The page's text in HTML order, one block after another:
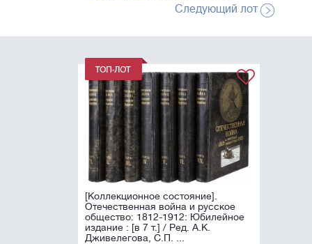
Следующий лот
[Коллекционное состояние].
Отечественная война и русское
общество: 1812-1912: Юбилейное
издание : [в 7 т.] / Ред. А.К.
Дживелегова, С.П. ...